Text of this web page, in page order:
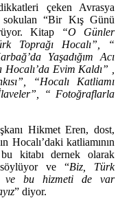
çeken Avrasya
sokulan “Bir Kış Günü
Kitap
“O Günler
Toprağı Hocalı”, “
Yaşadığım Acı
Evim Kaldı” ,
“Hocalı Katliamı
“ Fotoğraflarla
Hikmet Eren, dost,
Hocalı’daki katliamının
bu kitabı dernek olarak
söylüyor ve “Biz, Türk
ve bu hizmeti de var
” diyor.